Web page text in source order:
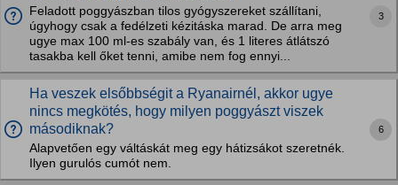
Feladott poggyászban tilos gyógyszereket szállítani,
úgyhogy csak a fedélzeti kézitáska marad. De arra meg
ugye max 100 ml-es szabály van, és 1 literes átlátszó
tasakba kell őket tenni, amibe nem fog ennyi...
3
Ha veszek elsőbbségit a Ryanairnél, akkor ugye
nincs megkötés, hogy milyen poggyászt viszek
másodiknak?
Alapvetően egy váltáskát meg egy hátizsákot szeretnék.
Ilyen gurulós cumót nem.
6